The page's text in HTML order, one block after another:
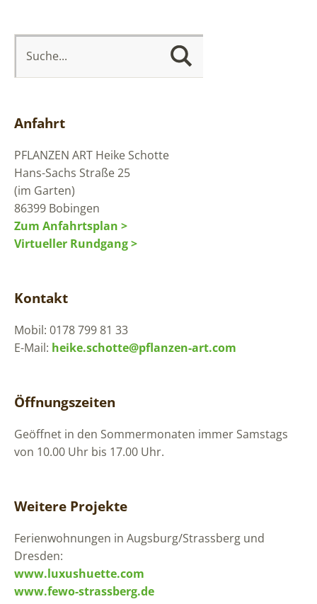
Anfahrt
PFLANZEN ART Heike Schotte
Hans-Sachs Straße 25
(im Garten)
86399 Bobingen
Zum Anfahrtsplan >
Virtueller Rundgang >
Kontakt
Mobil: 0178 799 81 33
E-Mail: heike.schotte@pflanzen-art.com
Öffnungszeiten
Geöffnet in den Sommermonaten immer Samstags
von 10.00 Uhr bis 17.00 Uhr.
Weitere Projekte
Ferienwohnungen in Augsburg/Strassberg und
Dresden:
www.luxushuette.com
www.fewo-strassberg.de